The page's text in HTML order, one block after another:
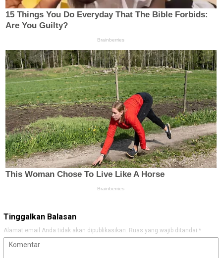
Tinggalkan Balasan
Alamat email Anda tidak akan dipublikasikan. Ruas yang wajib ditandai *